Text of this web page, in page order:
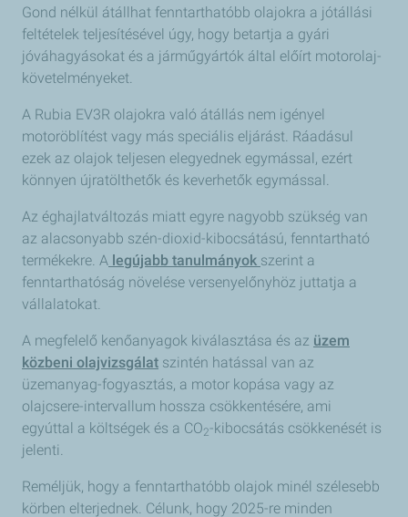
Gond nélkül átállhat fenntarthatóbb olajokra a jótállási
feltételek teljesítésével úgy, hogy betartja a gyári
jóváhagyásokat és a járműgyártók által előírt motorolaj-
követelményeket.
A Rubia EV3R olajokra való átállás nem igényel
motoröblítést vagy más speciális eljárást. Ráadásul
ezek az olajok teljesen elegyednek egymással, ezért
könnyen újratölthetők és keverhetők egymással.
Az éghajlatváltozás miatt egyre nagyobb szükség van
az alacsonyabb szén-dioxid-kibocsátású, fenntartható
termékekre. A legújabb tanulmányok szerint a
fenntarthatóság növelése versenyelőnyhöz juttatja a
vállalatokat.
A megfelelő kenőanyagok kiválasztása és az üzem
közbeni olajvizsgálat szintén hatással van az
üzemanyag-fogyasztás, a motor kopása vagy az
olajcsere-intervallum hossza csökkentésére, ami
egyúttal a költségek és a CO2-kibocsátás csökkenését is
jelenti.
Reméljük, hogy a fenntarthatóbb olajok minél szélesebb
körben elterjednek. Célunk, hogy 2025-re minden